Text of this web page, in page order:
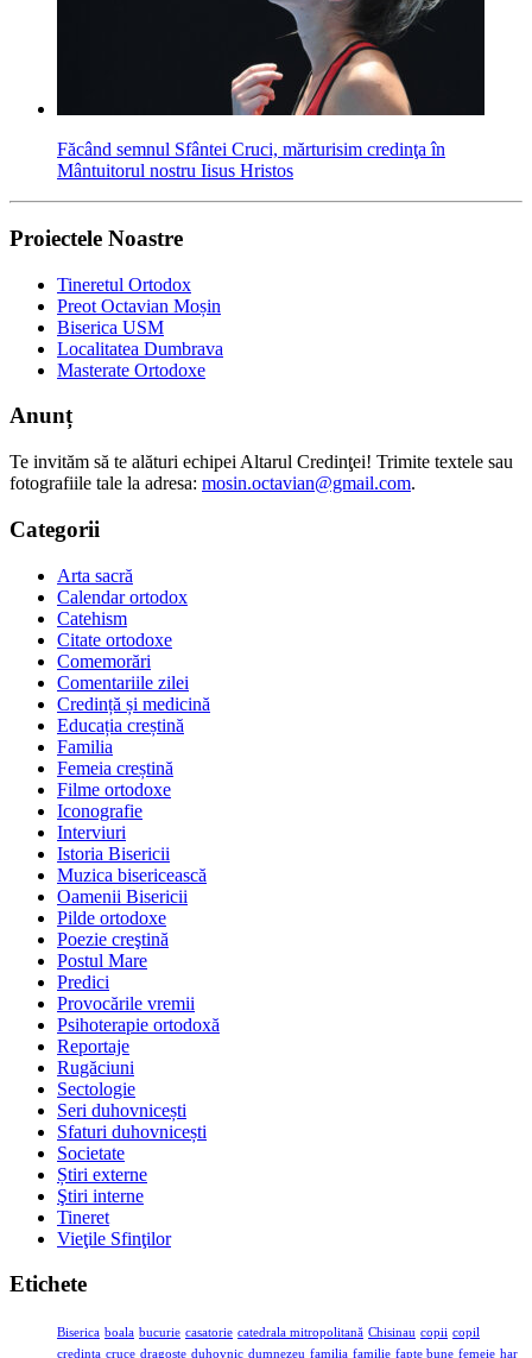
Făcând semnul Sfântei Cruci, mărturisim credinţa în
Mântuitorul nostru Iisus Hristos
Proiectele Noastre
Tineretul Ortodox
Preot Octavian Moșin
Biserica USM
Localitatea Dumbrava
Masterate Ortodoxe
Anunț
Te invităm să te alături echipei Altarul Credinţei! Trimite textele sau
fotografiile tale la adresa: mosin.octavian@gmail.com.
Categorii
Arta sacră
Calendar ortodox
Catehism
Citate ortodoxe
Comemorări
Comentariile zilei
Credință și medicină
Educația creștină
Familia
Femeia creștină
Filme ortodoxe
Iconografie
Interviuri
Istoria Bisericii
Muzica bisericească
Oamenii Bisericii
Pilde ortodoxe
Poezie creştină
Postul Mare
Predici
Provocările vremii
Psihoterapie ortodoxă
Reportaje
Rugăciuni
Sectologie
Seri duhovnicești
Sfaturi duhovnicești
Societate
Știri externe
Ştiri interne
Tineret
Vieţile Sfinţilor
Etichete
Biserica boala bucurie casatorie catedrala mitropolitană Chisinau copii copil
credinta cruce dragoste duhovnic dumnezeu familia familie fapte bune femeie har